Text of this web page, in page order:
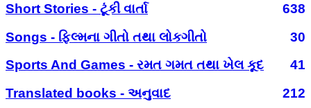
Short Stories - ટૂંકી વાર્તા
638
Songs - ફિલ્મના ગીતો તથા લોકગીતો
30
Sports And Games - રમત ગમત તથા ખેલ કૂદ
41
Translated books - અનુવાદ
212